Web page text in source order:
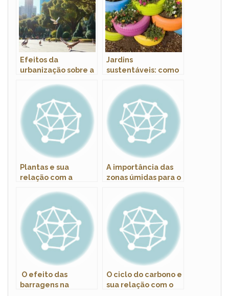
Efeitos da
urbanização sobre a
Jardins
sustentáveis: como
nativas
Plantas e sua
relação com a
e da água
A importância das
zonas úmidas para o
O efeito das
barragens na
O ciclo do carbono e
sua relação com o